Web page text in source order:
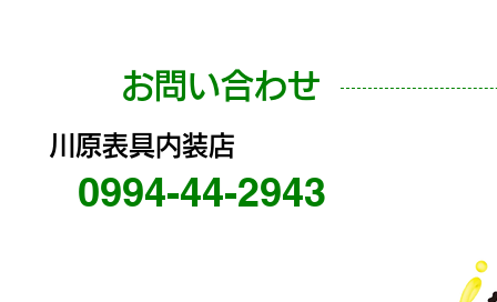
お問い合わせ
川原表具内装店
0994-44-2943